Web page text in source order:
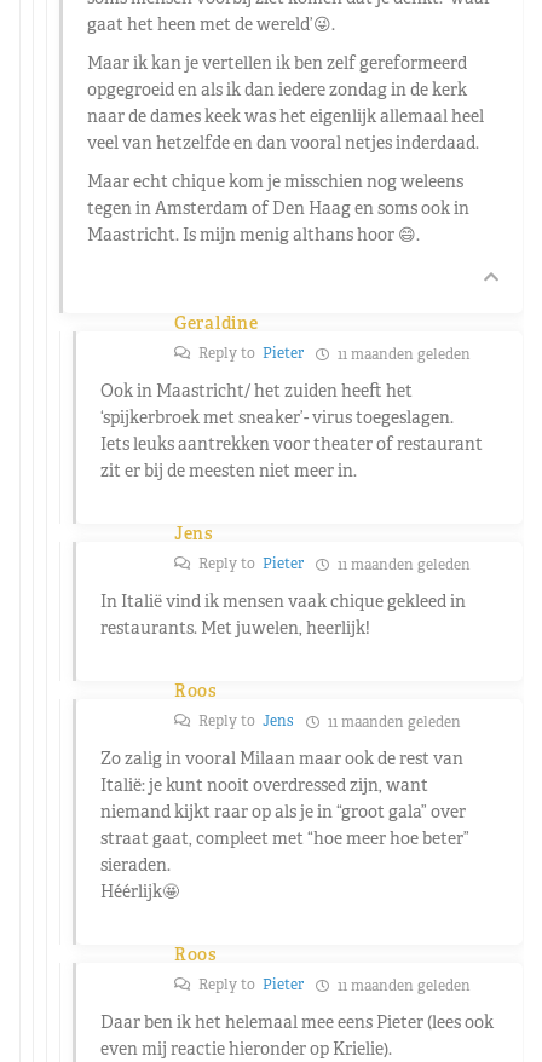
gaat het heen met de wereld’😜.
Maar ik kan je vertellen ik ben zelf gereformeerd
opgegroeid en als ik dan iedere zondag in de kerk
naar de dames keek was het eigenlijk allemaal heel
veel van hetzelfde en dan vooral netjes inderdaad.
Maar echt chique kom je misschien nog weleens
tegen in Amsterdam of Den Haag en soms ook in
Maastricht. Is mijn menig althans hoor 😄.
Geraldine
Reply to Pieter 11 maanden geleden
Ook in Maastricht/ het zuiden heeft het
‘spijkerbroek met sneaker’- virus toegeslagen.
Iets leuks aantrekken voor theater of restaurant
zit er bij de meesten niet meer in.
Jens
Reply to Pieter 11 maanden geleden
In Italië vind ik mensen vaak chique gekleed in
restaurants. Met juwelen, heerlijk!
Roos
Reply to Jens 11 maanden geleden
Zo zalig in vooral Milaan maar ook de rest van
Italië: je kunt nooit overdressed zijn, want
niemand kijkt raar op als je in “groot gala” over
straat gaat, compleet met “hoe meer hoe beter”
sieraden.
Héérlijk🤩
Roos
Reply to Pieter 11 maanden geleden
Daar ben ik het helemaal mee eens Pieter (lees ook
even mij reactie hieronder op Krielie).